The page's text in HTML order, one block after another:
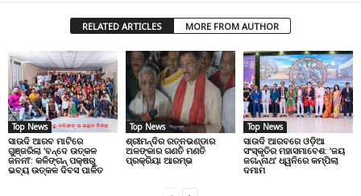
RELATED ARTICLES MORE FROM AUTHOR
Top News
ସାଉଦି ଆରବ ମାଟିରେ
ଗୁଞ୍ଜରିଲା ‘ବନ୍ଦେ ଉତ୍କଳ
ଜନନୀ’: କଳିଙ୍ଗନ୍ ପକ୍ଷରୁ
ଭବ୍ୟ ଉତ୍କଳ ଦିବସ ପାଳିତ
Top News
ଶ୍ରୀମନ୍ଦିର ରତ୍ନଭଣ୍ଡାର
ଅଳଙ୍କାର ଗଣତି ମଣତି
ପ୍ରକ୍ରିୟା ଆରମ୍ଭ
Top News
ସାଉଦି ଆରବରେ ଓଡ଼ିଆ
ସଂସ୍କୃତିର ମହାସମାବେଶ: ‘ଜୟ
ଜଗନ୍ନାଥ’ ଧ୍ୱନିରେ କମ୍ପିଲା
ଦମାମ